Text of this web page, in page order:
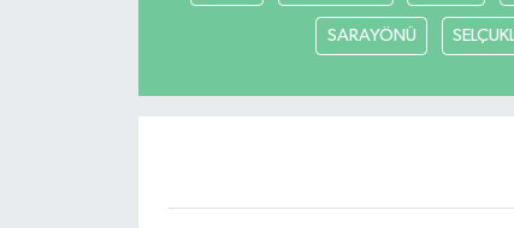
SARAYÖNÜ